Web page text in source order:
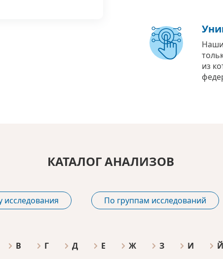
Наши
из
КАТАЛОГ АНАЛИЗОВ
исследования По группам исследований
В Г Д Е Ж З И Й